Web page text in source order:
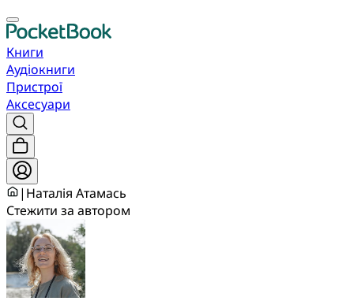
Книги
Аудіокниги
Пристрої
Аксесуари
| Наталія Атамась
Стежити за автором